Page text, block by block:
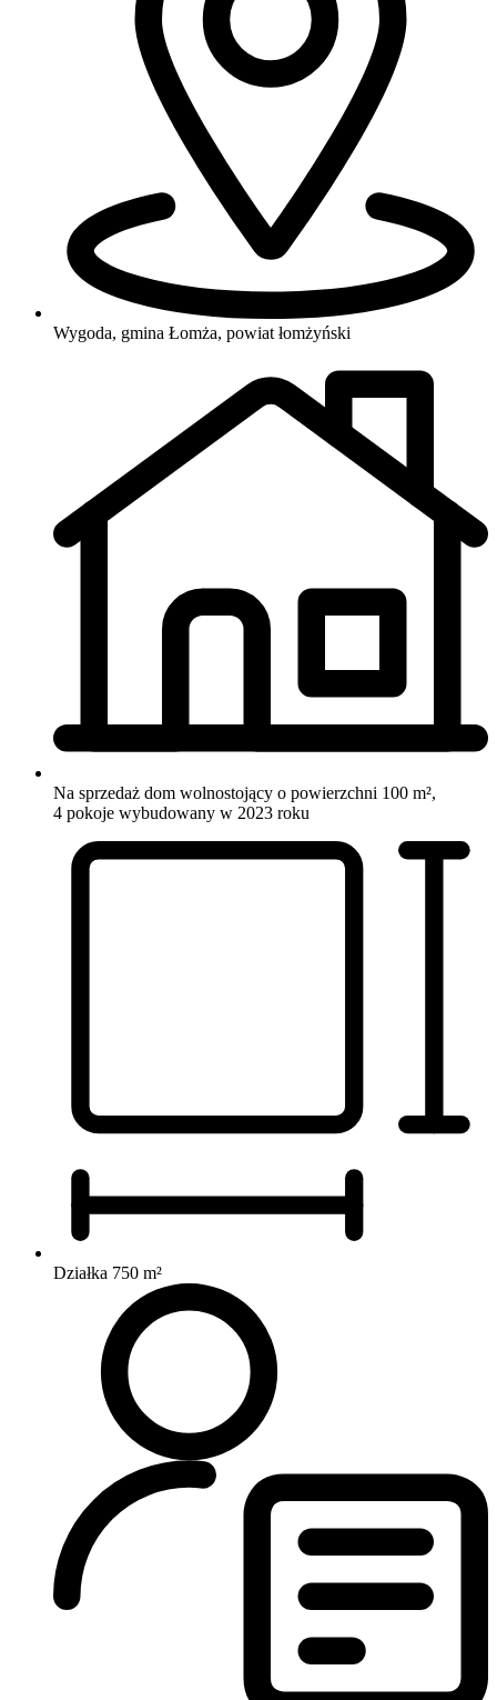
Wygoda, gmina Łomża, powiat łomżyński
Na sprzedaż dom wolnostojący o powierzchni 100 m²,
4 pokoje wybudowany w 2023 roku
Działka 750 m²